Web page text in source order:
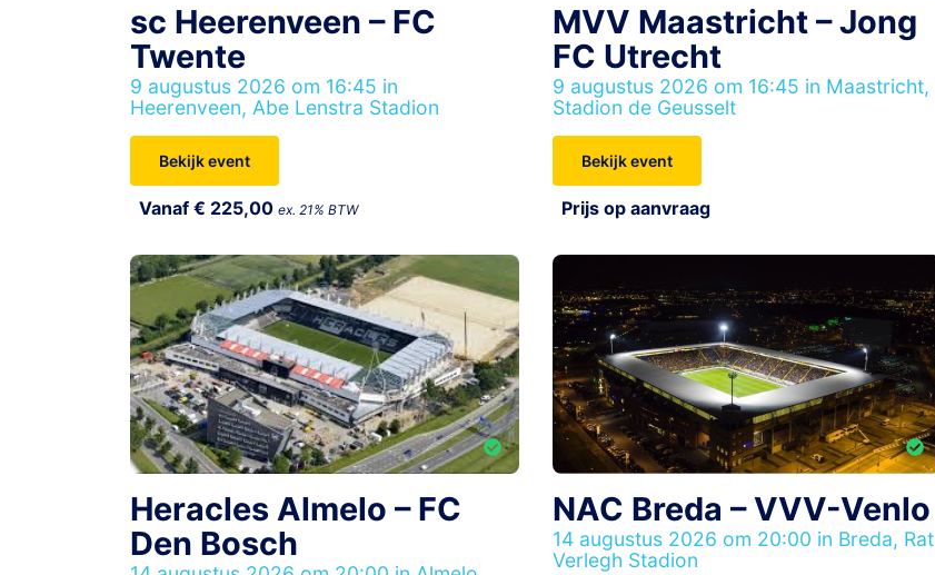
sc Heerenveen – FC
Twente
9 augustus 2026 om 16:45 in
Heerenveen, Abe Lenstra Stadion
Bekijk event
Vanaf € 225,00 ex. 21% BTW
MVV Maastricht – Jong
FC Utrecht
9 augustus 2026 om 16:45 in Maastricht,
Stadion de Geusselt
Bekijk event
Prijs op aanvraag
Heracles Almelo – FC
Den Bosch
NAC Breda – VVV-Venlo
14 augustus 2026 om 20:00 in Breda, Rat
Verlegh Stadion